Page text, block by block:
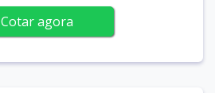
Cotar agora